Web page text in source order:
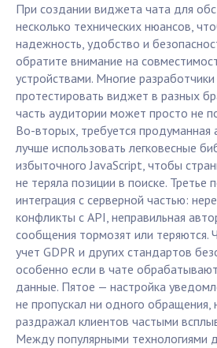
При создании виджета чата для
несколько технических нюансов,
надежность, удобство и
обратите внимание на
устройствами. Многие
протестировать виджет в разных
часть аудитории может просто не
Во-вторых, требуется продуманная
лучше использовать легковесные
избыточного JavaScript, чтобы
не теряла позиции в поиске.
интеграция с серверной частью:
конфликты с API, неправильная
сообщения тормозят или
учет GDPR и других стандартов
особенно если в чате
данные. Пятое — настройка
не пропускал ни одного обращения,
раздражал клиентов частыми
Между популярными технологиями